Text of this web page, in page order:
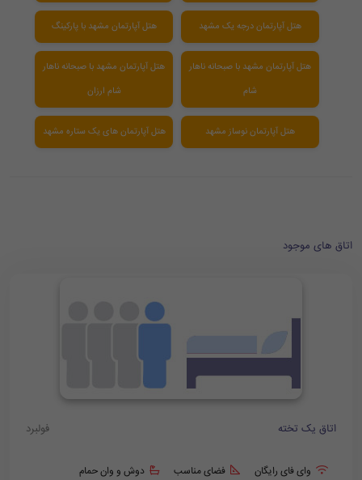
هتل آپارتمان درجه یک مشهد هتل آپارتمان مشهد با پارکینگ
هتل آپارتمان مشهد با صبحانه ناهار
شام
هتل آپارتمان مشهد با صبحانه ناهار
شام ارزان
هتل آپارتمان نوساز مشهد هتل آپارتمان های یک ستاره مشهد
اتاق های موجود
اتاق یک تخته فولبرد
وای فای رایگان فضای مناسب دوش و وان حمام